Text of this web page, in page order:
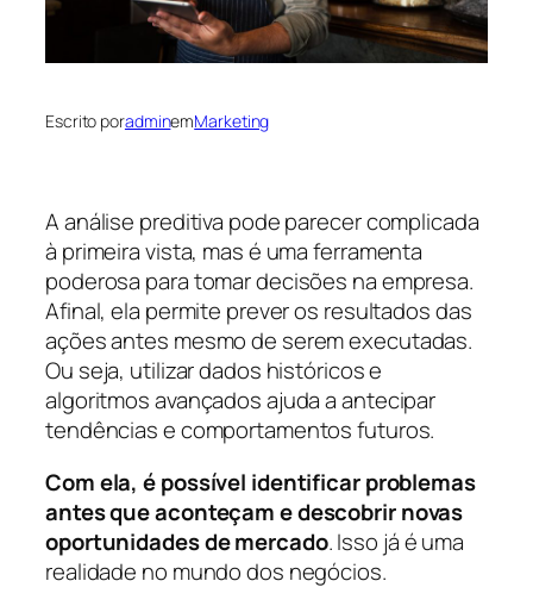
Escrito poradminemMarketing
A análise preditiva pode parecer complicada
à primeira vista, mas é uma ferramenta
poderosa para tomar decisões na empresa.
Afinal, ela permite prever os resultados das
ações antes mesmo de serem executadas.
Ou seja, utilizar dados históricos e
algoritmos avançados ajuda a antecipar
tendências e comportamentos futuros.
Com ela, é possível identificar problemas
antes que aconteçam e descobrir novas
oportunidades de mercado. Isso já é uma
realidade no mundo dos negócios.